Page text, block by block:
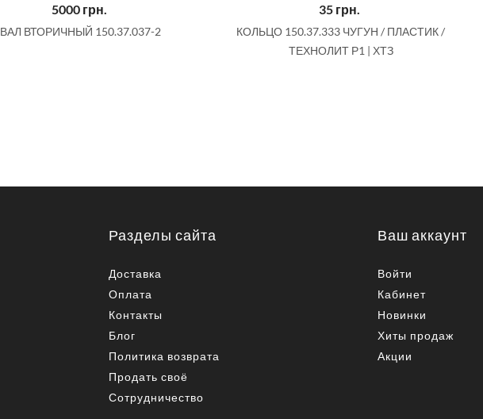
5000 грн.
ВАЛ ВТОРИЧНЫЙ 150.37.037-2
35 грн.
КОЛЬЦО 150.37.333 ЧУГУН / ПЛАСТИК /
ТЕХНОЛИТ Р1 | ХТЗ
Разделы сайта
Доставка
Оплата
Контакты
Блог
Политика возврата
Продать своё
Сотрудничество
Ваш аккаунт
Войти
Кабинет
Новинки
Хиты продаж
Акции